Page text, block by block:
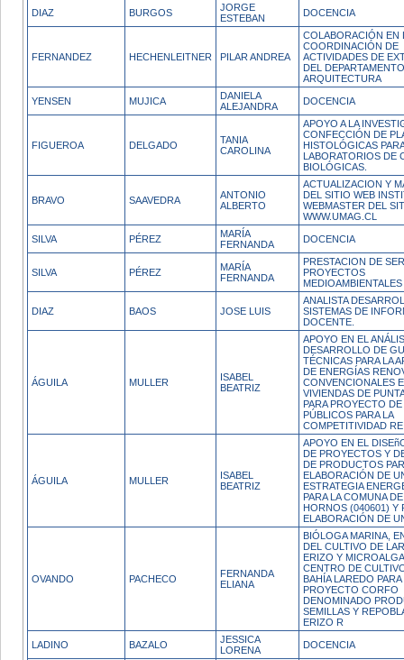
DIAZ BURGOS
JORGE
ESTEBAN
DOCENCIA
FERNANDEZ HECHENLEITNER PILAR ANDREA
COLABORACIÓN EN
COORDINACIÓN DE
ACTIVIDADES DE
DEL
ARQUITECTURA
YENSEN MUJICA
DANIELA
ALEJANDRA
DOCENCIA
FIGUEROA DELGADO
TANIA
CAROLINA
APOYO A LA
CONFECCIÓN DE
HISTOLÓGICAS
LABORATORIOS DE
BIOLÓGICAS.
BRAVO SAAVEDRA
ANTONIO
ALBERTO
ACTUALIZACION Y
DEL SITIO WEB
WEBMASTER DEL
WWW.UMAG.CL
SILVA PÉREZ
MARÍA
FERNANDA
DOCENCIA
SILVA PÉREZ
MARÍA
FERNANDA
PRESTACION DE
PROYECTOS
MEDIOAMBIENTALES
DIAZ BAOS JOSE LUIS
ANALISTA
SISTEMAS DE
DOCENTE.
ÁGUILA MULLER
ISABEL
BEATRIZ
APOYO EN EL
DESARROLLO DE
TÉCNICAS PARA LA
DE ENERGÍAS
CONVENCIONALES
VIVIENDAS DE
PARA PROYECTO
PÚBLICOS PARA LA
COMPETITIVIDAD RE
ÁGUILA MULLER
ISABEL
BEATRIZ
APOYO EN EL
DE PROYECTOS Y
DE PRODUCTOS
ELABORACIÓN DE
ESTRATEGIA
PARA LA COMUNA
HORNOS (040601) Y
ELABORACIÓN DE
OVANDO PACHECO
FERNANDA
ELIANA
BIÓLOGA MARINA,
DEL CULTIVO DE
ERIZO Y
CENTRO DE
BAHÍA LAREDO PARA
PROYECTO CORFO
DENOMINADO
SEMILLAS Y
ERIZO R
LADINO BAZALO
JESSICA
LORENA
DOCENCIA